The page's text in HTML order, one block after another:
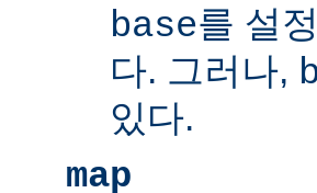
base를 설
다. 그러나,
있다.
map